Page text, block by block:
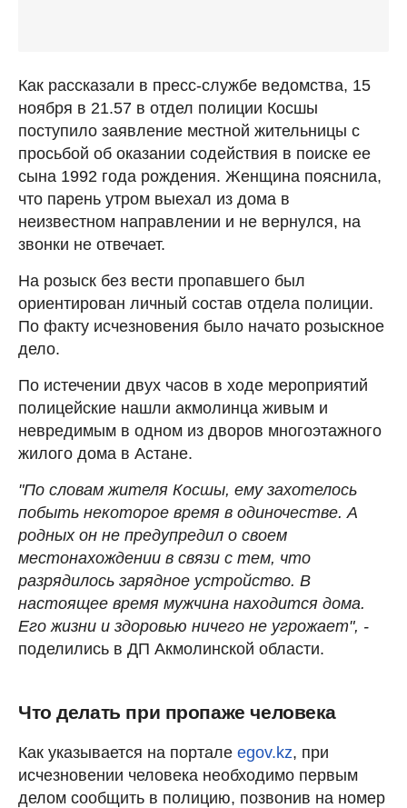
Как рассказали в пресс-службе ведомства, 15
ноября в 21.57 в отдел полиции Косшы
поступило заявление местной жительницы с
просьбой об оказании содействия в поиске ее
сына 1992 года рождения. Женщина пояснила,
что парень утром выехал из дома в
неизвестном направлении и не вернулся, на
звонки не отвечает.
На розыск без вести пропавшего был
ориентирован личный состав отдела полиции.
По факту исчезновения было начато розыскное
дело.
По истечении двух часов в ходе мероприятий
полицейские нашли акмолинца живым и
невредимым в одном из дворов многоэтажного
жилого дома в Астане.
"По словам жителя Косшы, ему захотелось
побыть некоторое время в одиночестве. А
родных он не предупредил о своем
местонахождении в связи с тем, что
разрядилось зарядное устройство. В
настоящее время мужчина находится дома.
Его жизни и здоровью ничего не угрожает", -
поделились в ДП Акмолинской области.
Что делать при пропаже человека
Как указывается на портале egov.kz, при
исчезновении человека необходимо первым
делом сообщить в полицию, позвонив на номер